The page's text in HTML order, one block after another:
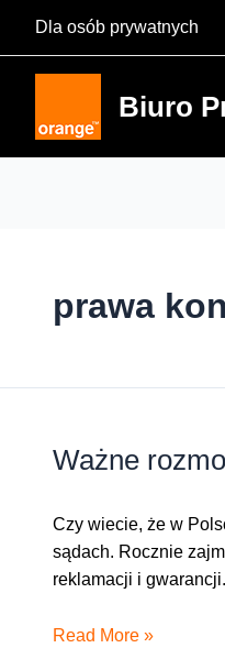
Dla osób prywatnych
Biuro
prawa
Ważne
Czy wiecie, że w
sądach. Rocznie
reklamacji i
Ważne
Read More »